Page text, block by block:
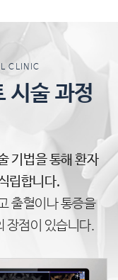
CLINIC
시술 과정
기법을 통해 환자
립합니다.
출혈이나 통증을
장점이 있습니다.